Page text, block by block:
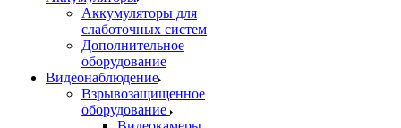
Аккумуляторы для
слаботочных систем
Дополнительное
оборудование
Видеонаблюдение
Взрывозащищенное
оборудование